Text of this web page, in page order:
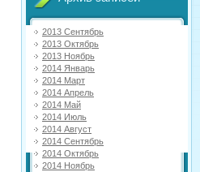
2013 Сентябрь
2013 Октябрь
2013 Ноябрь
2014 Январь
2014 Март
2014 Апрель
2014 Май
2014 Июль
2014 Август
2014 Сентябрь
2014 Октябрь
2014 Ноябрь